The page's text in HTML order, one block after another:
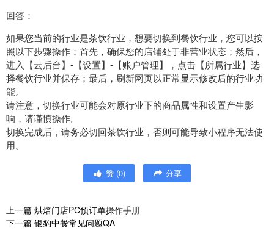
回答：
如果您当前的行业是茶饮行业，想要切换到餐饮行业，您可以按
照以下步骤操作：首先，确保您的店铺处于非营业状态；然后，
进入【云后台】-【设置】-【账户管理】，点击【所属行业】选
择餐饮行业并保存；最后，刷新网页以正常显示修改后的行业功
能。
请注意，切换行业可能会对原行业下的商品属性和设置产生影
响，请谨慎操作。
切换完成后，请务必切回茶饮行业，否则可能导致小程序无法使
用。
赞 (0) 分享
上一篇 烘焙门店PC预订单操作手册
下一篇 银豹中餐常见问题QA